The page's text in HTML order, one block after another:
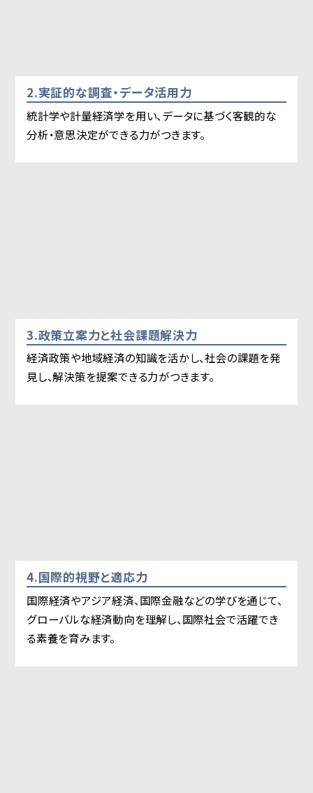
2.実証的な調査・データ活用力
統計学や計量経済学を用い、データに基づく客観的な
分析・意思決定ができる力がつきます。
3.政策立案力と社会課題解決力
経済政策や地域経済の知識を活かし、社会の課題を発
見し、解決策を提案できる力がつきます。
4.国際的視野と適応力
国際経済やアジア経済、国際金融などの学びを通じて、
グローバルな経済動向を理解し、国際社会で活躍でき
る素養を育みます。